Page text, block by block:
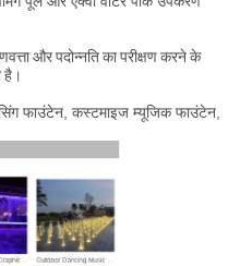
और पदोन्नति का परीक्षण करने के
है।
फाउंटेन, कस्टमाइज म्यूजिक फाउंटेन,